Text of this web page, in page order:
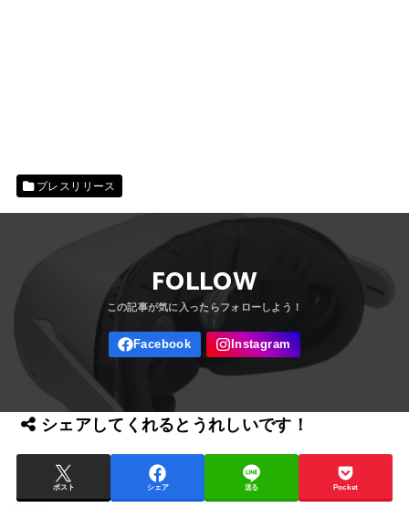
プレスリリース
FOLLOW
シェアしてくれるとうれしいです！
ポスト シェア 送る Pocket